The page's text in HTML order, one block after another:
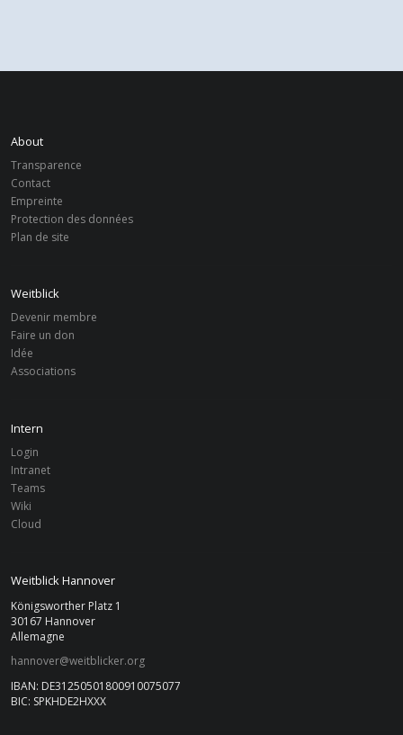
About
Transparence
Contact
Empreinte
Protection des données
Plan de site
Weitblick
Devenir membre
Faire un don
Idée
Associations
Intern
Login
Intranet
Teams
Wiki
Cloud
Weitblick Hannover
Königsworther Platz 1
30167 Hannover
Allemagne
hannover@weitblicker.org
IBAN: DE31250501800910075077
BIC: SPKHDE2HXXX